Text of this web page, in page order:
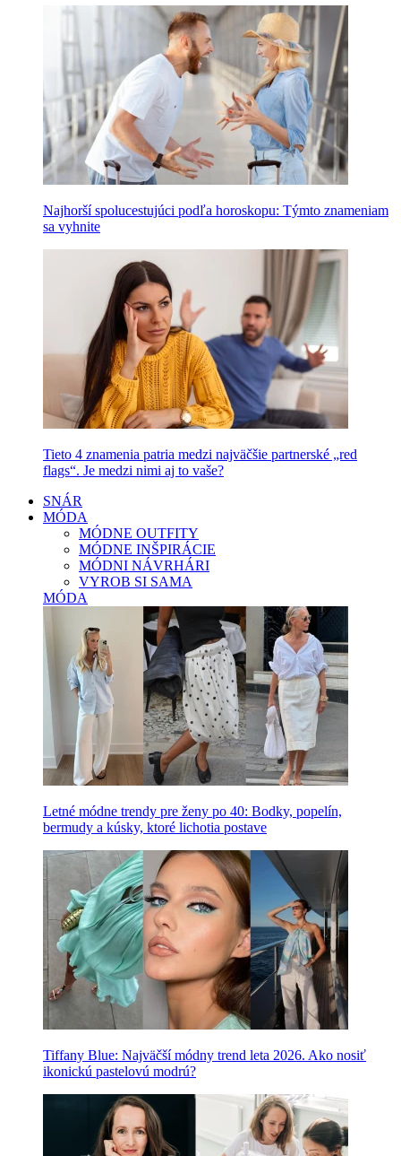
Najhorší spolucestujúci podľa horoskopu: Týmto znameniam
sa vyhnite
Tieto 4 znamenia patria medzi najväčšie partnerské „red
flags“. Je medzi nimi aj to vaše?
SNÁR
MÓDA
MÓDNE OUTFITY
MÓDNE INŠPIRÁCIE
MÓDNI NÁVRHÁRI
VYROB SI SAMA
MÓDA
Letné módne trendy pre ženy po 40: Bodky, popelín,
bermudy a kúsky, ktoré lichotia postave
Tiffany Blue: Najväčší módny trend leta 2026. Ako nosiť
ikonickú pastelovú modrú?